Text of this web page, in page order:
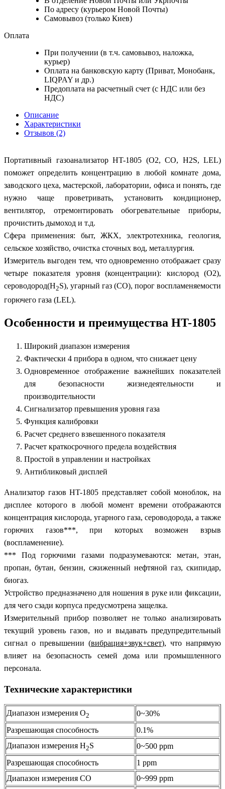
По адресу (курьером Новой Почты)
Самовывоз (только Киев)
Оплата
При получении (в т.ч. самовывоз, наложка,
курьер)
Оплата на банковскую карту (Приват, Монобанк,
LIQPAY и др.)
Предоплата на расчетный счет (с НДС или без
НДС)
Описание
Характеристики
Отзывов (2)
Портативный газоанализатор HT-1805 (O2, СО, H2S, LEL)
поможет определить концентрацию в любой комнате дома,
заводского цеха, мастерской, лаборатории, офиса и понять, где
нужно чаще проветривать, установить кондиционер,
вентилятор, отремонтировать обогревательные приборы,
прочистить дымоход и т.д.
Сфера применения: быт, ЖКХ, электротехника, геология,
сельское хозяйство, очистка сточных вод, металлургия.
Измеритель выгоден тем, что одновременно отображает сразу
четыре показателя уровня (концентрации): кислород (O2),
сероводород(H2S), угарный газ (CO), порог воспламеняемости
горючего газа (LEL).
Особенности и преимущества HT-1805
Широкий диапазон измерения
Фактически 4 прибора в одном, что снижает цену
Одновременное отображение важнейших показателей
для безопасности жизнедеятельности и
производительности
Сигнализатор превышения уровня газа
Функция калибровки
Расчет среднего взвешенного показателя
Расчет краткосрочного предела воздействия
Простой в управлении и настройках
Антибликовый дисплей
Анализатор газов HT-1805 представляет собой моноблок, на
дисплее которого в любой момент времени отображаются
концентрация кислорода, угарного газа, сероводорода, а также
горючих газов***, при которых возможен взрыв
(воспламенение).
*** Под горючими газами подразумеваются: метан, этан,
пропан, бутан, бензин, сжиженный нефтяной газ, скипидар,
биогаз.
Устройство предназначено для ношения в руке или фиксации,
для чего сзади корпуса предусмотрена защелка.
Измерительный прибор позволяет не только анализировать
текущий уровень газов, но и выдавать предупредительный
сигнал о превышении (вибрация+звук+свет), что напрямую
влияет на безопасность семей дома или промышленного
персонала.
Технические характеристики
Диапазон измерения O2
0~30%
Разрешающая способность
0.1%
Диапазон измерения H2S
0~500 ррm
Разрешающая способность
1 ррm
Диапазон измерения CO
0~999 ррm